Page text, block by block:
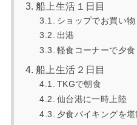
船上生活１日目
ショップでお買い物
出港
軽食コーナーで夕食
船上生活２日目
TKGで朝食
仙台港に一時上陸
夕食バイキングを堪